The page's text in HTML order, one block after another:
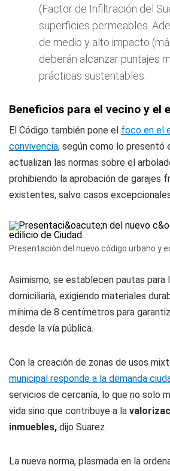
(Factor de Infiltración del
superficies permeables.
de medio y alto impacto
deberán alcanzar puntajes
prácticas sustentables.
Beneficios para el vecino y el
El Código también pone el foco en el
convivencia, según como lo presentó
actualizan las normas sobre el
prohibiendo la aprobación de garajes
existentes, salvo casos
Presentación del nuevo código urbano y
Asimismo, se establecen pautas para
domiciliaria, exigiendo materiales
mínima de 8 centímetros para
desde la vía pública.
Con la creación de zonas de usos
municipal responde a la demanda
servicios de cercanía, lo que no solo
vida sino que contribuye a la
inmuebles, dijo Suarez.
La nueva norma, plasmada en la